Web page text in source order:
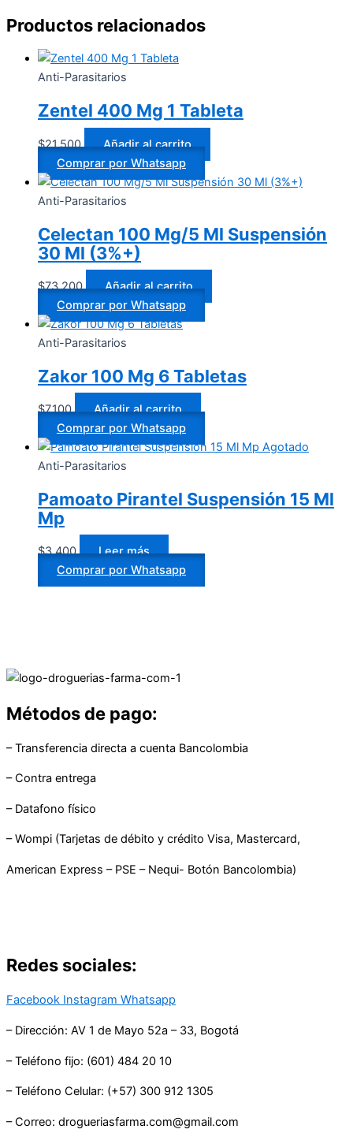
Productos relacionados
Anti-Parasitarios
Zentel 400 Mg 1 Tableta
$21.500
Añadir al carrito
Comprar por Whatsapp
Anti-Parasitarios
Celectan 100 Mg/5 Ml Suspensión
30 Ml (3%+)
$73.200
Añadir al carrito
Comprar por Whatsapp
Anti-Parasitarios
Zakor 100 Mg 6 Tabletas
$7.100
Añadir al carrito
Comprar por Whatsapp
Agotado
Anti-Parasitarios
Pamoato Pirantel Suspensión 15 Ml
Mp
$3.400
Leer más
Comprar por Whatsapp
Métodos de pago:
– Transferencia directa a cuenta Bancolombia
– Contra entrega
– Datafono físico
– Wompi (Tarjetas de débito y crédito Visa, Mastercard,
American Express – PSE – Nequi- Botón Bancolombia)
Redes sociales:
Facebook Instagram Whatsapp
– Dirección: AV 1 de Mayo 52a – 33, Bogotá
– Teléfono fijo: (601) 484 20 10
– Teléfono Celular: (+57) 300 912 1305
– Correo: drogueriasfarma.com@gmail.com